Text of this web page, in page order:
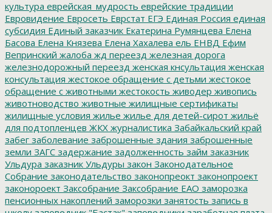
культура еврейская_мудрость еврейские традиции
Евровидение Евросеть Еврстат ЕГЭ Единая Россия единая
субсидия Единый заказчик Екатерина Румянцева Елена
Басова Елена Князева Елена Хахалева ель ЕНВД Ефим
Вепринский жалоба жд переезд железная дорога
железнодорожный переезд женская кнсультация женская
консультация жестокое обращение с детьми жестокое
обращение с животными жестокость живодер живопись
животноводство животные жилищные сертификаты
жилищные условия жилье жилье для детей-сирот жильё
для подтопленцев ЖКХ журналистика Забайкальский край
забег заболевание заброшенные здания заброшенные
земли ЗАГС задержание задолженность займ заказник
Ульдура заказник Ульдуры закон Законодательное
Собрание законодательство законопреокт законопроект
законороект Заксобрание Заксобрание ЕАО заморозка
пенсионных накоплений заморозки занятость запись в